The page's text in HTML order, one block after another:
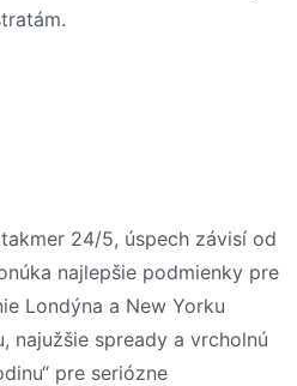
24/5, úspech závisí od
najlepšie podmienky pre
Londýna a New Yorku
najužšie spready a vrcholnú
pre seriózne